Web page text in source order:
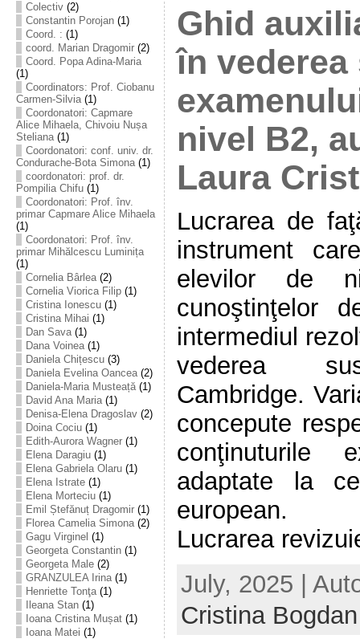
Colectiv(2)
Constantin Porojan(1)
Coord. : (1)
coord. Marian Dragomir(2)
Coord. Popa Adina-Maria
(1)
Coordinators: Prof. Ciobanu
Carmen-Silvia(1)
Coordonatori: Capmare
Alice Mihaela, Chivoiu Nușa
Steliana(1)
Coordonatori: conf. univ. dr.
Condurache-Bota Simona(1)
coordonatori: prof. dr.
Pompilia Chifu(1)
Coordonatori: Prof. înv.
primar Capmare Alice Mihaela
(1)
Coordonatori: Prof. înv.
primar Mihălcescu Luminița
(1)
Cornelia Bârlea(2)
Cornelia Viorica Filip(1)
Cristina Ionescu(1)
Cristina Mihai (1)
Dan Sava(1)
Dana Voinea(1)
Daniela Chițescu(3)
Daniela Evelina Oancea(2)
Daniela-Maria Musteață(1)
David Ana Maria(1)
Denisa-Elena Dragoslav(2)
Doina Cociu(1)
Edith-Aurora Wagner(1)
Elena Daragiu(1)
Elena Gabriela Olaru(1)
Elena Istrate(1)
Elena Morteciu(1)
Emil Ștefănuț Dragomir(1)
Florea Camelia Simona(2)
Gagu Virginel (1)
Georgeta Constantin(1)
Georgeta Male(2)
GRANZULEA Irina(1)
Henriette Tonţa(1)
Ileana Stan(1)
Ioana Cristina Mușat(1)
Ioana Matei (1)
Ghid
în
nivel B2,
Laura
Lucrarea de
instrument
elevilor de
cunoştinţelor
intermediul
vederea
Cambridge.
concepute
conţinuturile
adaptate la
european.
Lucrarea
July, 2025 |
Cristina Bogdan